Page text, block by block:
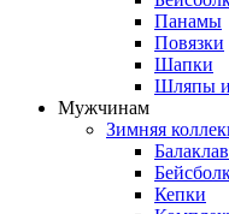
Панамы
Повязки
Шапки
Шляпы
Мужчинам
Зимняя
Кепки